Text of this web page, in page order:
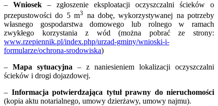
– Wniosek – zgłoszenie eksploatacji oczyszczalni ścieków o
przepustowości do 5 m3 na dobę, wykorzystywanej na potrzeby
własnego gospodarstwa domowego lub rolnego w ramach
zwykłego korzystania z wód (można pobrać ze strony:
www.rzepiennik.pl/index.php/urzad-gminy/wnioski-i-
formularze/ochrona-srodowiska)
– Mapa sytuacyjna – z naniesieniem lokalizacji oczyszczalni
ścieków i drogi dojazdowej.
– Informacja potwierdzająca tytuł prawny do nieruchomości
(kopia aktu notarialnego, umowy dzierżawy, umowy najmu).